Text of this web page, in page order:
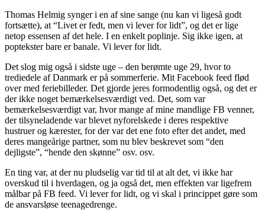
Thomas Helmig synger i en af sine sange (nu kan vi ligeså godt
fortsætte), at “Livet er fedt, men vi lever for lidt”, og det er lige
netop essensen af det hele. I en enkelt poplinje. Sig ikke igen, at
poptekster bare er banale. Vi lever for lidt.
Det slog mig også i sidste uge – den berømte uge 29, hvor to
trediedele af Danmark er på sommerferie. Mit Facebook feed flød
over med feriebilleder. Det gjorde jeres formodentlig også, og det er
der ikke noget bemærkelsesværdigt ved. Det, som var
bemærkelsesværdigt var, hvor mange af mine mandlige FB venner,
der tilsyneladende var blevet nyforelskede i deres respektive
hustruer og kærester, for der var det ene foto efter det andet, med
deres mangeårige partner, som nu blev beskrevet som “den
dejligste”, “hende den skønne” osv. osv.
En ting var, at der nu pludselig var tid til at alt det, vi ikke har
overskud til i hverdagen, og ja også det, men effekten var ligefrem
målbar på FB feed. Vi lever for lidt, og vi skal i princippet gøre som
de ansvarsløse teenagedrenge.